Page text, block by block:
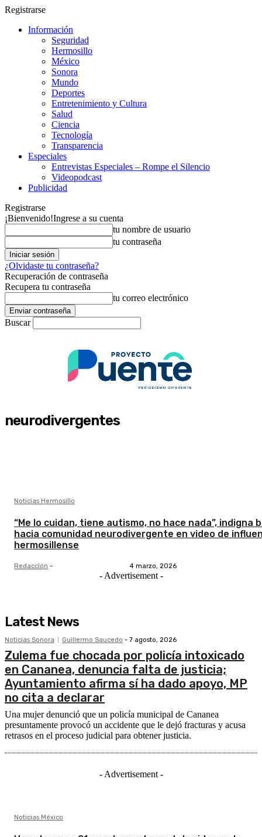
Registrarse
Información
Seguridad
Hermosillo
México
Sonora
Mundo
Deportes
Entretenimiento y Cultura
Salud
Ciencia
Tecnología
Transparencia
Especiales
Entrevistas Especiales – Rompe el Silencio
Videopodcast
Publicidad
Registrarse
¡Bienvenido!Ingrese a su cuenta
tu nombre de usuario
tu contraseña
¿Olvidaste tu contraseña?
Recuperación de contraseña
Recupera tu contraseña
tu correo electrónico
Buscar
neurodivergentes
Noticias Hermosillo
“Me lo cuidan, tiene autismo, no hace nada”, indigna
hacia comunidad neurodivergente en video de
hermosillense
Redacción - 4 marzo, 2026
- Advertisement -
Latest News
Noticias Sonora Guillermo Saucedo - 7 agosto, 2026
Zulema fue chocada por policía intoxicado
en Cananea, denuncia falta de justicia;
Ayuntamiento afirma sí ha dado apoyo, MP
no cita a declarar
Una mujer denunció que un policía municipal de Cananea
presuntamente provocó un accidente que le dejó fracturas y acusa
retrasos en el proceso judicial para obtener justicia.
- Advertisement -
Noticias México